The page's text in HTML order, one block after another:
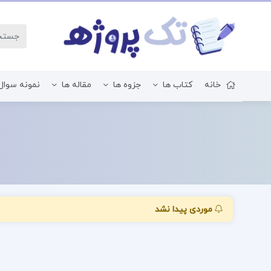
خانه کتاب ها جزوه ها مقاله ها نمونه
موردی پیدا نشد